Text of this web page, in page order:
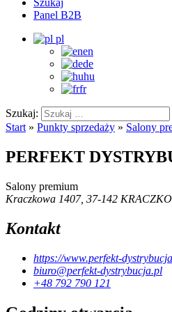
Szukaj
Panel B2B
pl
en
de
hu
fr
Szukaj:
Start » Punkty sprzedaży » Salony
PERFEKT
Salony premium
Kraczkowa 1407, 37-142
Kontakt
https://www.perfekt-
biuro@perfekt-dystrybucja.pl
+48 792 790 121